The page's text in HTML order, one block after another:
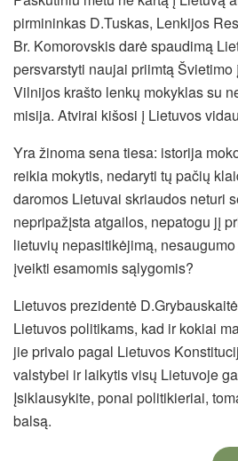
pirmininkas D.Tuskas, Lenkijos
Br. Komorovskis darė spaudimą
persvarstyti naujai priimtą
Vilnijos krašto lenkų mokyklas su
misija. Atvirai kišosi į Lietuvos
Yra žinoma sena tiesa: istorija
reikia mokytis, nedaryti tų pačių
daromos Lietuvai skriaudos neturi
nepripažįsta atgailos, nepatogu jį
lietuvių nepasitikėjimą,
įveikti esamomis sąlygomis?
Lietuvos prezidentė
Lietuvos politikams, kad ir kokiai
jie privalo pagal Lietuvos
valstybei ir laikytis visų Lietuvoje
Įsiklausykite, ponai politikieriai,
balsą.